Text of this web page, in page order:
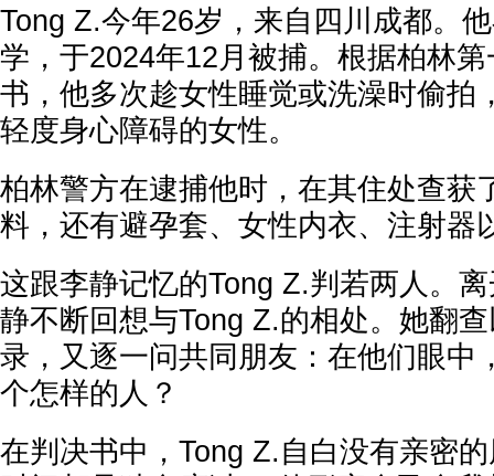
Tong Z.今年26岁，来自四川成都。
学，于2024年12月被捕。根据柏林
书，他多次趁女性睡觉或洗澡时偷拍
轻度身心障碍的女性。
柏林警方在逮捕他时，在其住处查获
料，还有避孕套、女性内衣、注射器
这跟李静记忆的Tong Z.判若两人。
静不断回想与Tong Z.的相处。她翻
录，又逐一问共同朋友：在他们眼中
个怎样的人？
在判决书中，Tong Z.自白没有亲密